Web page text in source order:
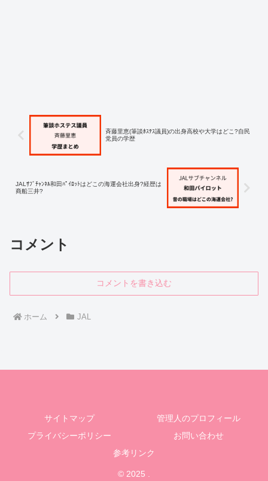
斉藤里恵(筆談ﾎｽﾃｽ議員)の出身高校や大学はどこ?自民
党員の学歴
JALｻﾌﾞﾁｬﾝﾈﾙ和田ﾊﾟｲﾛｯﾄはどこの海運会社出身?経歴は
商船三井?
コメント
コメントを書き込む
ホーム JAL
サイトマップ
管理人のプロフィール
プライバシーポリシー
お問い合わせ
参考リンク
© 2025 .